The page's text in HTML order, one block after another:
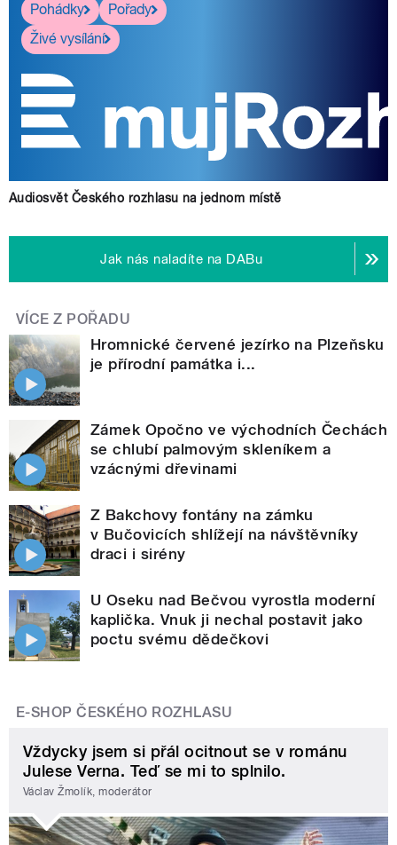
Pohádky
Pořady
Živé vysílání
Audiosvět Českého rozhlasu na jednom místě
Jak nás naladíte na DABu
VÍCE Z POŘADU
Hromnické červené jezírko na Plzeňsku
je přírodní památka i...
Zámek Opočno ve východních Čechách
se chlubí palmovým skleníkem a
vzácnými dřevinami
Z Bakchovy fontány na zámku
v Bučovicích shlížejí na návštěvníky
draci i sirény
U Oseku nad Bečvou vyrostla moderní
kaplička. Vnuk ji nechal postavit jako
poctu svému dědečkovi
E-SHOP ČESKÉHO ROZHLASU
Vždycky jsem si přál ocitnout se v románu
Julese Verna. Teď se mi to splnilo.
Václav Žmolík, moderátor